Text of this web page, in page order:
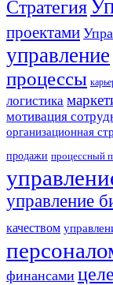
Стратегия
проектами
управление
процессы
логистика
мотивация
организационная
продажи процессный
управление
качеством
финансами